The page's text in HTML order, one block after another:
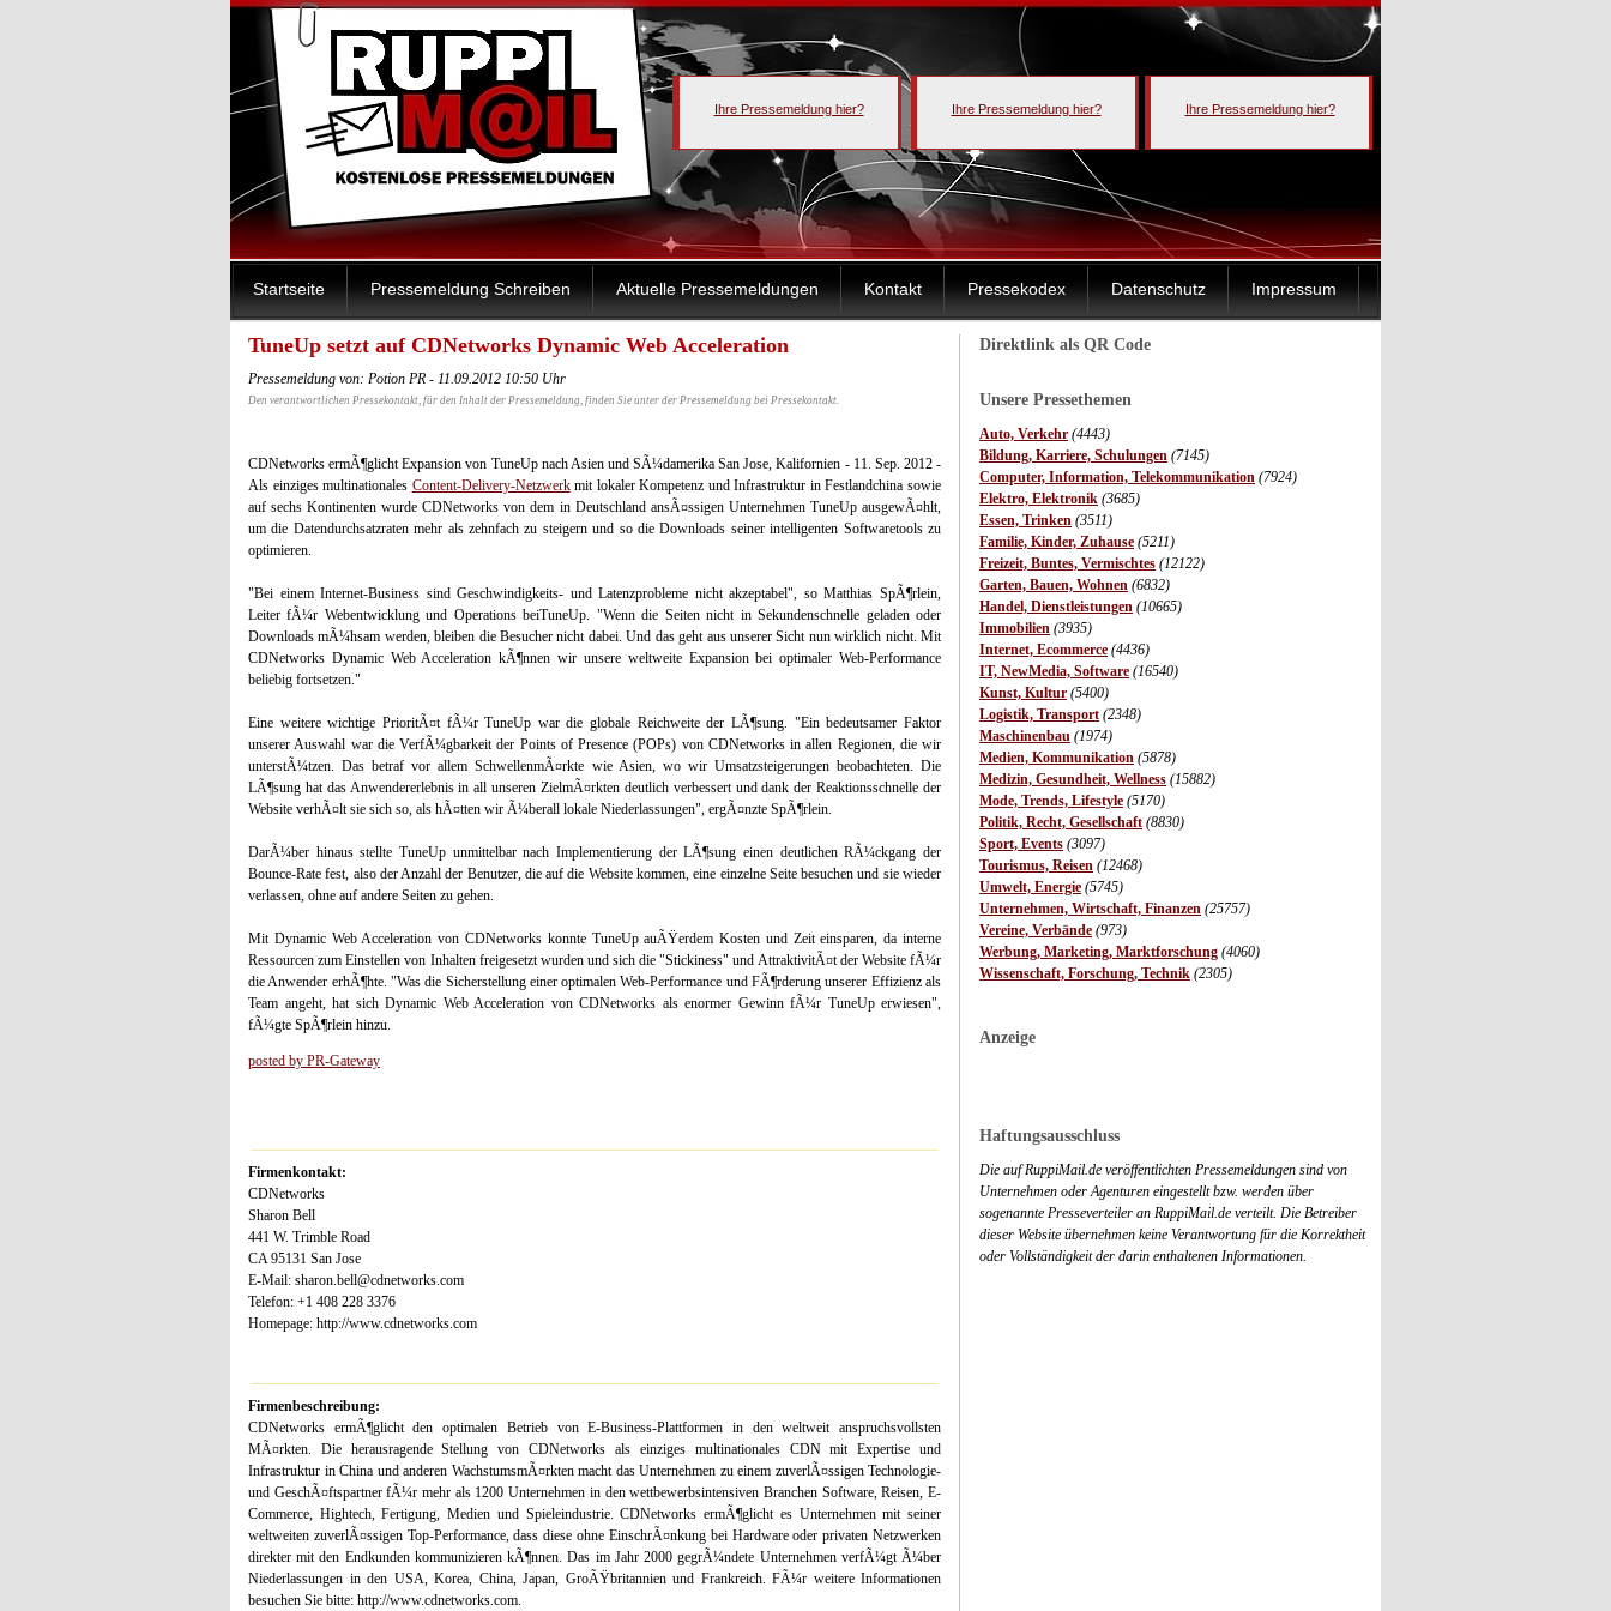
Ihre Pressemeldung hier? Ihre Pressemeldung hier? Ihre Pressemeldung hier?
Startseite Pressemeldung Schreiben Aktuelle Pressemeldungen Kontakt Pressekodex Datenschutz Impressum
Direktlink als QR Code
Unsere Pressethemen
Auto, Verkehr (4443)
Bildung, Karriere, Schulungen (7145)
Computer, Information, Telekommunikation (7924)
Elektro, Elektronik (3685)
Essen, Trinken (3511)
Familie, Kinder, Zuhause (5211)
Freizeit, Buntes, Vermischtes (12122)
Garten, Bauen, Wohnen (6832)
Handel, Dienstleistungen (10665)
Immobilien (3935)
Internet, Ecommerce (4436)
IT, NewMedia, Software (16540)
Kunst, Kultur (5400)
Logistik, Transport (2348)
Maschinenbau (1974)
Medien, Kommunikation (5878)
Medizin, Gesundheit, Wellness (15882)
Mode, Trends, Lifestyle (5170)
Politik, Recht, Gesellschaft (8830)
Sport, Events (3097)
Tourismus, Reisen (12468)
Umwelt, Energie (5745)
Unternehmen, Wirtschaft, Finanzen (25757)
Vereine, Verbände (973)
Werbung, Marketing, Marktforschung (4060)
Wissenschaft, Forschung, Technik (2305)
Anzeige
Haftungsausschluss
Die auf RuppiMail.de veröffentlichten Pressemeldungen sind von
Unternehmen oder Agenturen eingestellt bzw. werden über
sogenannte Presseverteiler an RuppiMail.de verteilt. Die Betreiber
dieser Website übernehmen keine Verantwortung für die Korrektheit
oder Vollständigkeit der darin enthaltenen Informationen.
TuneUp setzt auf CDNetworks Dynamic Web Acceleration
Pressemeldung von: Potion PR - 11.09.2012 10:50 Uhr
Den verantwortlichen Pressekontakt, für den Inhalt der Pressemeldung, finden Sie unter der Pressemeldung bei Pressekontakt.
CDNetworks ermÃ¶glicht Expansion von TuneUp nach Asien und SÃ¼damerika San Jose, Kalifornien - 11. Sep. 2012 -
Als einziges multinationales Content-Delivery-Netzwerkmit lokaler Kompetenz und Infrastruktur in Festlandchina sowie
auf sechs Kontinenten wurde CDNetworks von dem in Deutschland ansÃ¤ssigen Unternehmen TuneUp ausgewÃ¤hlt,
um die Datendurchsatzraten mehr als zehnfach zu steigern und so die Downloads seiner intelligenten Softwaretools zu
optimieren.
"Bei einem Internet-Business sind Geschwindigkeits- und Latenzprobleme nicht akzeptabel", so Matthias SpÃ¶rlein,
Leiter fÃ¼r Webentwicklung und Operations beiTuneUp. "Wenn die Seiten nicht in Sekundenschnelle geladen oder
Downloads mÃ¼hsam werden, bleiben die Besucher nicht dabei. Und das geht aus unserer Sicht nun wirklich nicht. Mit
CDNetworks Dynamic Web Acceleration kÃ¶nnen wir unsere weltweite Expansion bei optimaler Web-Performance
beliebig fortsetzen."
Eine weitere wichtige PrioritÃ¤t fÃ¼r TuneUp war die globale Reichweite der LÃ¶sung. "Ein bedeutsamer Faktor
unserer Auswahl war die VerfÃ¼gbarkeit der Points of Presence (POPs) von CDNetworks in allen Regionen, die wir
unterstÃ¼tzen. Das betraf vor allem SchwellenmÃ¤rkte wie Asien, wo wir Umsatzsteigerungen beobachteten. Die
LÃ¶sung hat das Anwendererlebnis in all unseren ZielmÃ¤rkten deutlich verbessert und dank der Reaktionsschnelle der
Website verhÃ¤lt sie sich so, als hÃ¤tten wir Ã¼berall lokale Niederlassungen", ergÃ¤nzte SpÃ¶rlein.
DarÃ¼ber hinaus stellte TuneUp unmittelbar nach Implementierung der LÃ¶sung einen deutlichen RÃ¼ckgang der
Bounce-Rate fest, also der Anzahl der Benutzer, die auf die Website kommen, eine einzelne Seite besuchen und sie wieder
verlassen, ohne auf andere Seiten zu gehen.
Mit Dynamic Web Acceleration von CDNetworks konnte TuneUp auÃŸerdem Kosten und Zeit einsparen, da interne
Ressourcen zum Einstellen von Inhalten freigesetzt wurden und sich die "Stickiness" und AttraktivitÃ¤t der Website fÃ¼r
die Anwender erhÃ¶hte. "Was die Sicherstellung einer optimalen Web-Performance und FÃ¶rderung unserer Effizienz als
Team angeht, hat sich Dynamic Web Acceleration von CDNetworks als enormer Gewinn fÃ¼r TuneUp erwiesen",
fÃ¼gte SpÃ¶rlein hinzu.
posted by PR-Gateway
Firmenkontakt:
CDNetworks
Sharon Bell
441 W. Trimble Road
CA 95131 San Jose
E-Mail: sharon.bell@cdnetworks.com
Telefon: +1 408 228 3376
Homepage: http://www.cdnetworks.com
Firmenbeschreibung:
CDNetworks ermÃ¶glicht den optimalen Betrieb von E-Business-Plattformen in den weltweit anspruchsvollsten
MÃ¤rkten. Die herausragende Stellung von CDNetworks als einziges multinationales CDN mit Expertise und
Infrastruktur in China und anderen WachstumsmÃ¤rkten macht das Unternehmen zu einem zuverlÃ¤ssigen Technologie-
und GeschÃ¤ftspartner fÃ¼r mehr als 1200 Unternehmen in den wettbewerbsintensiven Branchen Software, Reisen, E-
Commerce, Hightech, Fertigung, Medien und Spieleindustrie. CDNetworks ermÃ¶glicht es Unternehmen mit seiner
weltweiten zuverlÃ¤ssigen Top-Performance, dass diese ohne EinschrÃ¤nkung bei Hardware oder privaten Netzwerken
direkter mit den Endkunden kommunizieren kÃ¶nnen. Das im Jahr 2000 gegrÃ¼ndete Unternehmen verfÃ¼gt Ã¼ber
Niederlassungen in den USA, Korea, China, Japan, GroÃŸbritannien und Frankreich. FÃ¼r weitere Informationen
besuchen Sie bitte: http://www.cdnetworks.com.